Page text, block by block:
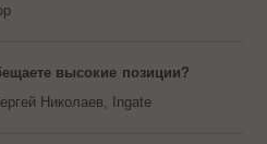
высокие позиции?
Николаев, Ingate